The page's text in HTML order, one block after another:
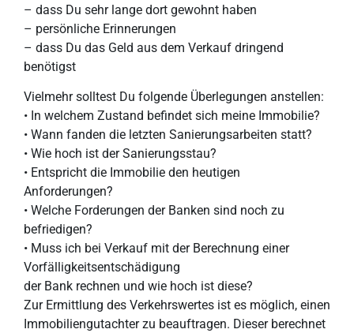
– dass Du sehr lange dort gewohnt haben
– persönliche Erinnerungen
– dass Du das Geld aus dem Verkauf dringend
benötigst
Vielmehr solltest Du folgende Überlegungen anstellen:
• In welchem Zustand befindet sich meine Immobilie?
• Wann fanden die letzten Sanierungsarbeiten statt?
• Wie hoch ist der Sanierungsstau?
• Entspricht die Immobilie den heutigen
Anforderungen?
• Welche Forderungen der Banken sind noch zu
befriedigen?
• Muss ich bei Verkauf mit der Berechnung einer
Vorfälligkeitsentschädigung
der Bank rechnen und wie hoch ist diese?
Zur Ermittlung des Verkehrswertes ist es möglich, einen
Immobiliengutachter zu beauftragen. Dieser berechnet